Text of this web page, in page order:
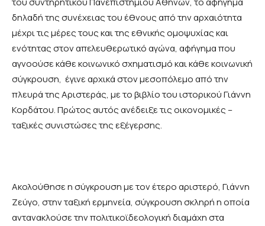
δηλαδή της συνέχειας του έθνους από την αρχαιότητα
μέχρι τις μέρες τους και της εθνικής ομοψυχίας και
ενότητας στον απελευθερωτικό αγώνα, αφήγημα που
αγνοούσε κάθε κοινωνικό σχηματισμό και κάθε κοινωνική
σύγκρουση, έγινε αρχικά στον μεσοπόλεμο από την
πλευρά της Αριστεράς, με το βιβλίο του ιστορικού Γιάννη
Κορδάτου. Πρώτος αυτός ανέδειξε τις οικονομικές –
ταξικές συνιστώσες της εξέγερσης.
Ακολούθησε η σύγκρουση με τον έτερο αριστερό, Γιάννη
Ζεύγο, στην ταξική ερμηνεία, σύγκρουση σκληρή η οποία
αντανακλούσε την πολιτικοϊδεολογική διαμάχη στα